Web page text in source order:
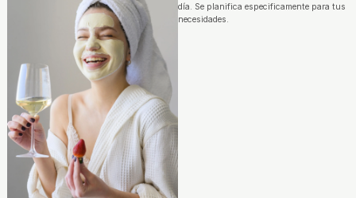
día. Se planifica especificamente para tus
necesidades.